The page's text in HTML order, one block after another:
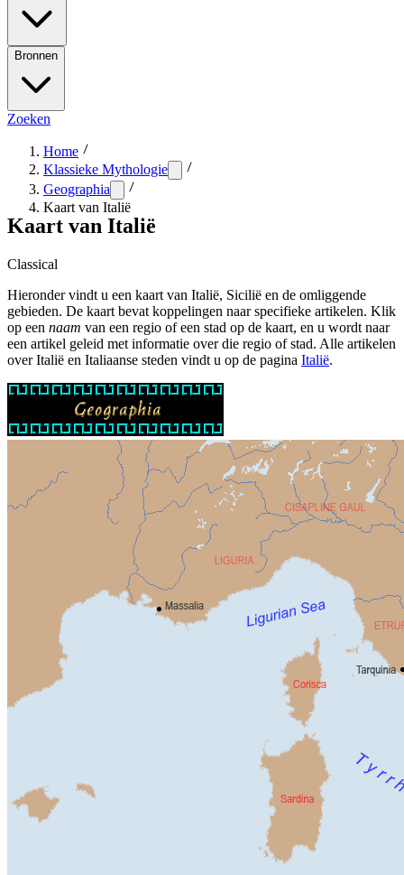
Bronnen
Zoeken
Home
Klassieke Mythologie
Geographia
Kaart van Italië
Kaart van Italië
Classical
Hieronder vindt u een kaart van Italië, Sicilië en de omliggende
gebieden. De kaart bevat koppelingen naar specifieke artikelen. Klik
op een naam van een regio of een stad op de kaart, en u wordt naar
een artikel geleid met informatie over die regio of stad. Alle artikelen
over Italië en Italiaanse steden vindt u op de pagina Italië.